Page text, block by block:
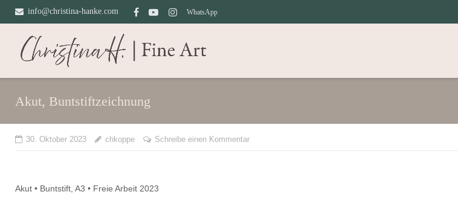
Direkt
info@christina-hanke.com WhatsApp
Akut, Buntstiftzeichnung
30. Oktober 2023 chkoppe Schreibe einen Kommentar
Akut • Buntstift, A3 • Freie Arbeit 2023